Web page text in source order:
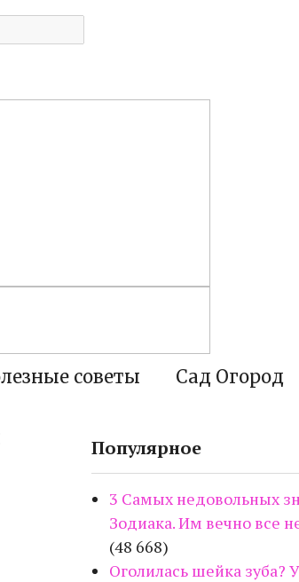
советы Сад Огород
Популярное
3 Самых недовольных
Зодиака. Им вечно все
(48 668)
Оголилась шейка зуба?